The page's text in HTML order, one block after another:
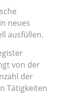
neues
ausfüllen.
von der
der
Tätigkeiten